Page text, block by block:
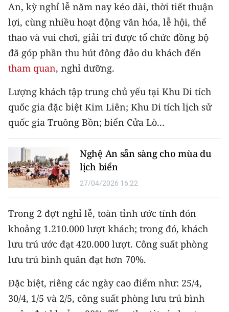
KIỂM CHỨNG THÔNG TIN
TRI THỨC CHUYÊN SÂU
54 DÂN TỘC VIỆT NAM
CHƯƠNG TRÌNH OCOP - MỖI XÃ
MỘT SẢN PHẨM
MEDIA CENTER
E-Magazine
Media Chính trị
Media Kinh tế
Media Xã hội
An, kỳ nghỉ lễ năm nay kéo dài, thời tiết thuận
lợi, cùng nhiều hoạt động văn hóa, lễ hội, thể
thao và vui chơi, giải trí được tổ chức đồng bộ
đã góp phần thu hút đông đảo du khách đến
tham quan, nghỉ dưỡng.
Lượng khách tập trung chủ yếu tại Khu Di tích
quốc gia đặc biệt Kim Liên; Khu Di tích lịch sử
quốc gia Truông Bồn; biển Cửa Lò...
Nghệ An sẵn sàng cho mùa du
lịch biển
27/04/2026 16:22
Trong 2 đợt nghỉ lễ, toàn tỉnh ước tính đón
khoảng 1.210.000 lượt khách; trong đó, khách
lưu trú ước đạt 420.000 lượt. Công suất phòng
lưu trú bình quân đạt hơn 70%.
Đặc biệt, riêng các ngày cao điểm như: 25/4,
30/4, 1/5 và 2/5, công suất phòng lưu trú bình